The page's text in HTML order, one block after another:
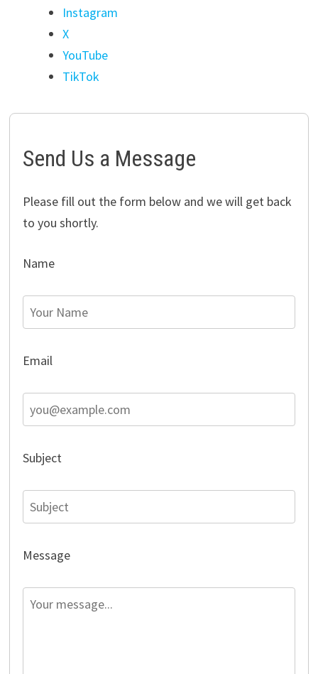
Instagram
X
YouTube
TikTok
Send Us a Message
Please fill out the form below and we will get back
to you shortly.
Name
Email
Subject
Message